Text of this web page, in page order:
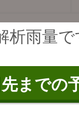
析雨量で
までの